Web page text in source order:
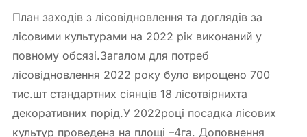
План заходів з лісовідновлення та доглядів за
лісовими культурами на 2022 рік виконаний у
повному обсязі.Загалом для потреб
лісовідновлення 2022 року було вирощено 700
тис.шт стандартних сіянців 18 лісотвірнихта
декоративних порід.У 2022році посадка лісових
культур проведена на площі –4га. Доповнення